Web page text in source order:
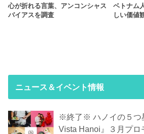
心が折れる言葉、アンコンシャス
バイアスを調査
ベトナム
しい価値
ニュース＆イベント情報
※終了※ ハノイの５つ
Vista Hanoi』３月プロ